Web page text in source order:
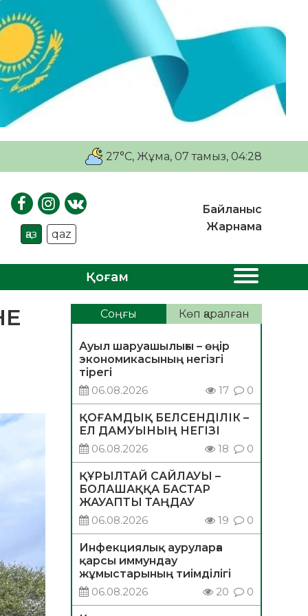
27°C, Жұма, 07 тамыз, 04:28
қаз qaz
Байланыс
Жарнама
Қоғам
Соңғы Көп қаралған
Ауыл шаруашылығы – өңір
экономикасының негізгі
тірегі
06.08.2026
17 0
ҚОҒАМДЫҚ БЕЛСЕНДІЛІК –
ЕЛ ДАМУЫНЫҢ НЕГІЗІ
06.08.2026
18 0
ҚҰРЫЛТАЙ САЙЛАУЫ –
БОЛАШАҚҚА БАСТАР
ЖАУАПТЫ ТАҢДАУ
06.08.2026
19 0
Инфекциялық ауруларға
қарсы иммундау
жұмыстарының тиімділігі
06.08.2026
20 0